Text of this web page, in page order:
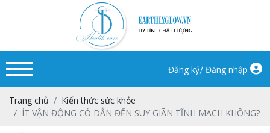
Đăng ký/ Đăng nhập
Trang chủ
Kiến thức sức khỏe
ÍT VẬN ĐỘNG CÓ DẪN ĐẾN SUY GIÃN TĨNH MẠCH KHÔNG?